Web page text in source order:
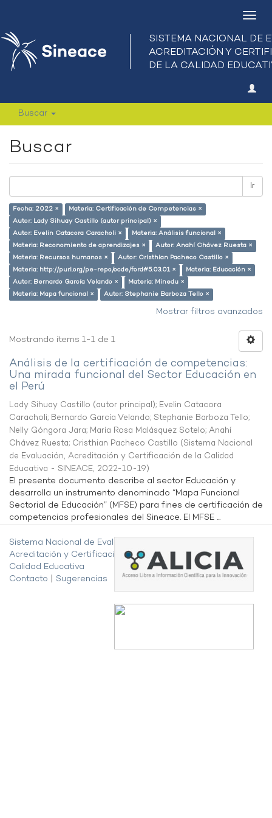
Buscar
Buscar
Ir
Fecha: 2022 ×
Materia: Certificación de Competencias ×
Autor: Lady Sihuay Castillo (autor principal) ×
Autor: Evelin Catacora Caracholi ×
Materia: Análisis funcional ×
Materia: Reconomiento de aprendizajes ×
Autor: Anahí Chávez Ruesta ×
Materia: Recursos humanos ×
Autor: Cristhian Pacheco Castillo ×
Materia: http://purl.org/pe-repo/ocde/ford#5.03.01 ×
Materia: Educación ×
Autor: Bernardo García Velando ×
Materia: Minedu ×
Materia: Mapa funcional ×
Autor: Stephanie Barboza Tello ×
Mostrar filtros avanzados
Mostrando ítems 1-1 de 1
Análisis de la certificación de competencias:
Una mirada funcional del Sector Educación en
el Perú
Lady Sihuay Castillo (autor principal); Evelin Catacora
Caracholi; Bernardo García Velando; Stephanie Barboza Tello;
Nelly Góngora Jara; María Rosa Malásquez Sotelo; Anahí
Chávez Ruesta; Cristhian Pacheco Castillo (Sistema Nacional
de Evaluación, Acreditación y Certificación de la Calidad
Educativa - SINEACE, 2022-10-19)
El presente documento describe al sector Educación y
desarrolla un instrumento denominado “Mapa Funcional
Sectorial de Educación” (MFSE) para fines de certificación de
competencias profesionales del Sineace. El MFSE ...
Sistema Nacional de Evaluación,
Acreditación y Certificación de la
Calidad Educativa
Contacto
Sugerencias